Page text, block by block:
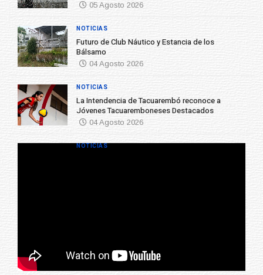
05 Agosto 2026
Futuro de Club Náutico y Estancia de los
Bálsamo
04 Agosto 2026
NOTICIAS
La Intendencia de Tacuarembó reconoce a
Jóvenes Tacuaremboneses Destacados
04 Agosto 2026
NOTICIAS
NOTICIAS